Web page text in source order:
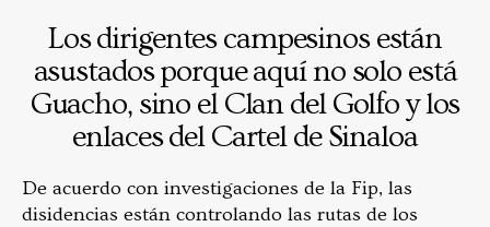
Los dirigentes campesinos están
asustados porque aquí no solo está
Guacho, sino el Clan del Golfo y los
enlaces del Cartel de Sinaloa
De acuerdo con investigaciones de la Fip, las
disidencias están controlando las rutas de los